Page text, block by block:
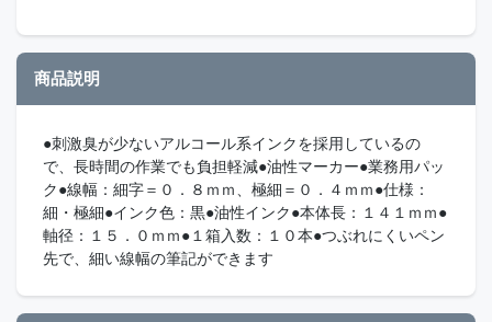
商品説明
●刺激臭が少ないアルコール系インクを採用しているの
で、長時間の作業でも負担軽減●油性マーカー●業務用パッ
ク●線幅：細字＝０．８ｍｍ、極細＝０．４ｍｍ●仕様：
細・極細●インク色：黒●油性インク●本体長：１４１ｍｍ●
軸径：１５．０ｍｍ●１箱入数：１０本●つぶれにくいペン
先で、細い線幅の筆記ができます